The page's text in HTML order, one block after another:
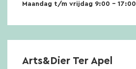
Maandag t/m vrijdag 9:00 – 17:00
Arts&Dier Ter Apel